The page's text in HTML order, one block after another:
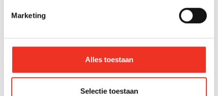
Marketing
Alles toestaan
Selectie toestaan
Verkocht
Rotterdam
Merkelbachstraat 5
€ 415.000 k.k.
5 kamers